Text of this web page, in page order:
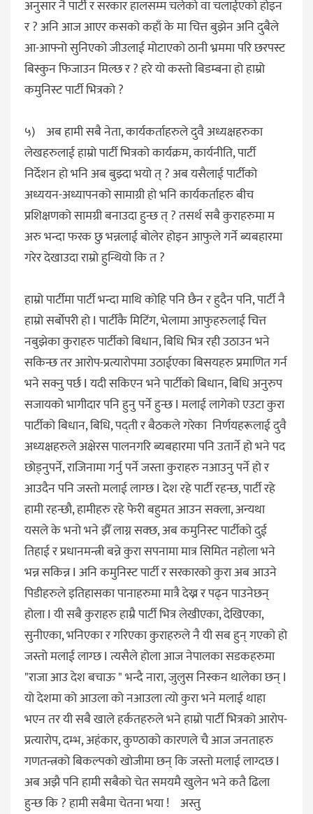
अनुसार नै पार्टी र सरकार हालसम्म चलेको वा चलाईएको होइन
र ? अनि आज आएर कसको कहाँ के मा चित्त बुझेन अनि दुबैले
आ-आफ्नो सुनिएको जीउलाई मोटाएको ठानी भ्रममा परि छरपस्ट
बिस्कुन फिजाउन मिल्छ र ? हरे यो कस्तो बिडम्बना हो हाम्रो
कमुनिस्ट पार्टी भित्रको ?
५) अब हामी सबै नेता, कार्यकर्ताहरुले दुवै अध्यक्षहरुका
लेखहरुलाई हाम्रो पार्टी भित्रको कार्यक्रम, कार्यनीति, पार्टी
निर्देशन हो भनि अब बुझ्दा भयो त् ? अब यसैलाई पार्टीको
अध्ययन-अध्यापनको सामाग्री हो भनि कार्यकर्ताहरु बीच
प्रशिक्षणको सामग्री बनाउदा हुन्छ त् ? तसर्थ सबै कुराहरुमा म
अरु भन्दा फरक छु भन्नलाई बोलेर होइन आफुले गर्ने ब्यबहारमा
गरेर देखाउदा राम्रो हुन्थियो कि त ?
हाम्रो पार्टीमा पार्टी भन्दा माथि कोहि पनि छैन र हुदैन पनि, पार्टी नै
हाम्रो सर्बोपरी हो I पार्टीकै मिटिंग, भेलामा आफुहरुलाई चित्त
नबुझेका कुराहरु पार्टीको बिधान, बिधि भित्र रही उठाउन भने
सकिन्छ तर आरोप-प्रत्यारोपमा उठाईएका बिसयहरु प्रमाणित गर्न
भने सक्नु पर्छ I यदी सकिएन भने पार्टीको बिधान, बिधि अनुरुप
सजायको भागीदार पनि हुनु पर्ने हुन्छ I मलाई लागेको एउटा कुरा
पार्टीको बिधान, बिधि, पद्ती र बैठकले गरेका निर्णयहरूलाई दुवै
अध्यक्षहरुले अक्षेरस पालनगरि ब्यबहारमा पनि उतार्ने हो भने पद
छोड्नुपर्ने, राजिनामा गर्नु पर्ने जस्ता कुराहरु नआउनु पर्ने हो र
आउदैन पनि जस्तो मलाई लाग्छ I देश रहे पार्टी रहन्छ, पार्टी रहे
हामी रहन्छौ, हामीहरु रहे फेरी बहुमत आउन सक्ला, अन्यथा
यसले के भनो भने झैँ लाग्न सक्छ, अब कमुनिस्ट पार्टीको दुई
तिहाई र प्रधानमन्त्री बन्ने कुरा सपनामा मात्र सिमित नहोला भने
भन्न सकिन्न I अनि कमुनिस्ट पार्टी र सरकारको कुरा अब आउने
पिडीहरुले इतिहासका पानाहरुमा मात्रै देख्न र पढ्न पाउनेछन्
होला I यी सबै कुराहरु हाम्रै पार्टी भित्र लेखीएका, देखिएका,
सुनीएका, भनिएका र गरिएका कुराहरुले नै यी सब हुन् गएको हो
जस्तो मलाई लाग्छ I त्यसैले होला आज नेपालका सडकहरुमा
"राजा आउ देश बचाऊ " भन्दै नारा, जुलुस निस्कन थालेका छन् I
यो देशमा को आउला को नआउला त्यो कुरा भने मलाई थाहा
भएन तर यी सबै खाले हर्कतहरुले भने हाम्रो पार्टी भित्रको आरोप-
प्रत्यारोप, दम्भ, अहंकार, कुण्ठाको कारणले चै आज जनताहरु
गणतन्त्रको बिकल्पको खोजीमा छन् कि जस्तो मलाई लाग्दछ I
अब अझै पनि हामी सबैको चेत समयमै खुलेन भने कतै ढिला
हुन्छ कि ? हामी सबैमा चेतना भया ! अस्तु